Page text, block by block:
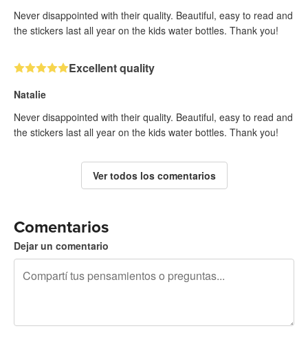
Never disappointed with their quality. Beautiful, easy to read and
the stickers last all year on the kids water bottles. Thank you!
Excellent quality
Natalie
Never disappointed with their quality. Beautiful, easy to read and
the stickers last all year on the kids water bottles. Thank you!
Ver todos los comentarios
Comentarios
Dejar un comentario